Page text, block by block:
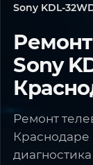
Sony KDL-
Sony
Ремонт
Краснодаре